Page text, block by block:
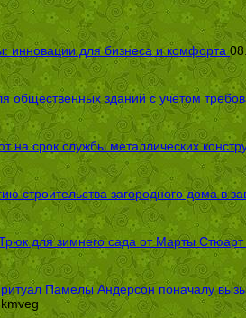
инновации для бизнеса и комфорта
общественных зданий с учётом
на срок службы металлических
строительства загородного дома в
для зимнего сада от Марты Стюарт
Памелы Андерсон поначалу
kmveg